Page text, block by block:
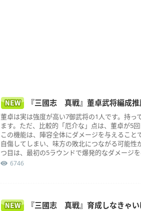
『三國志 真戦』董卓武将編成
董卓は実は強度が高い7御武将の1人です。持
ます。ただ、比較的「厄介な」点は、董卓が5
この機能は、陣容全体にダメージを与えるこ
自傷してしまい、味方の敗北につながる可能
つ目は、最初の5ラウンドで爆発的なダメージ
6746
『三國志 真戦』育成しなきゃ